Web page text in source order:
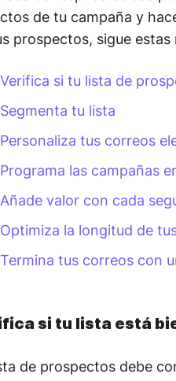
de tu campaña y
prospectos, sigue
Verifica si tu lista de
Segmenta tu lista
Personaliza tus correos
Programa las campañas
Añade valor con cada
Optimiza la longitud de
Termina tus correos con
si tu lista está
de prospectos debe